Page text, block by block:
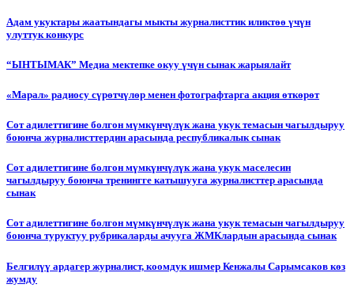
Адам укуктары жаатындагы мыкты журналисттик иликтөө үчүн
улуттук конкурс
“ЫНТЫМАК” Медиа мектепке окуу үчүн сынак жарыялайт
«Марал» радиосу сүрөтчүлөр менен фотографтарга акция өткөрөт
Сот адилеттигине болгон мүмкүнчүлүк жана укук темасын чагылдыруу
боюнча журналисттердин арасында республикалык сынак
Сот адилеттигине болгон мүмкүнчүлүк жана укук маселесин
чагылдыруу боюнча тренингге катышууга журналисттер арасында
сынак
Сот адилеттигине болгон мүмкүнчүлүк жана укук темасын чагылдыруу
боюнча туруктуу рубрикаларды ачууга ЖМКлардын арасында сынак
Белгилүү ардагер журналист, коомдук ишмер Кенжалы Сарымсаков көз
жумду